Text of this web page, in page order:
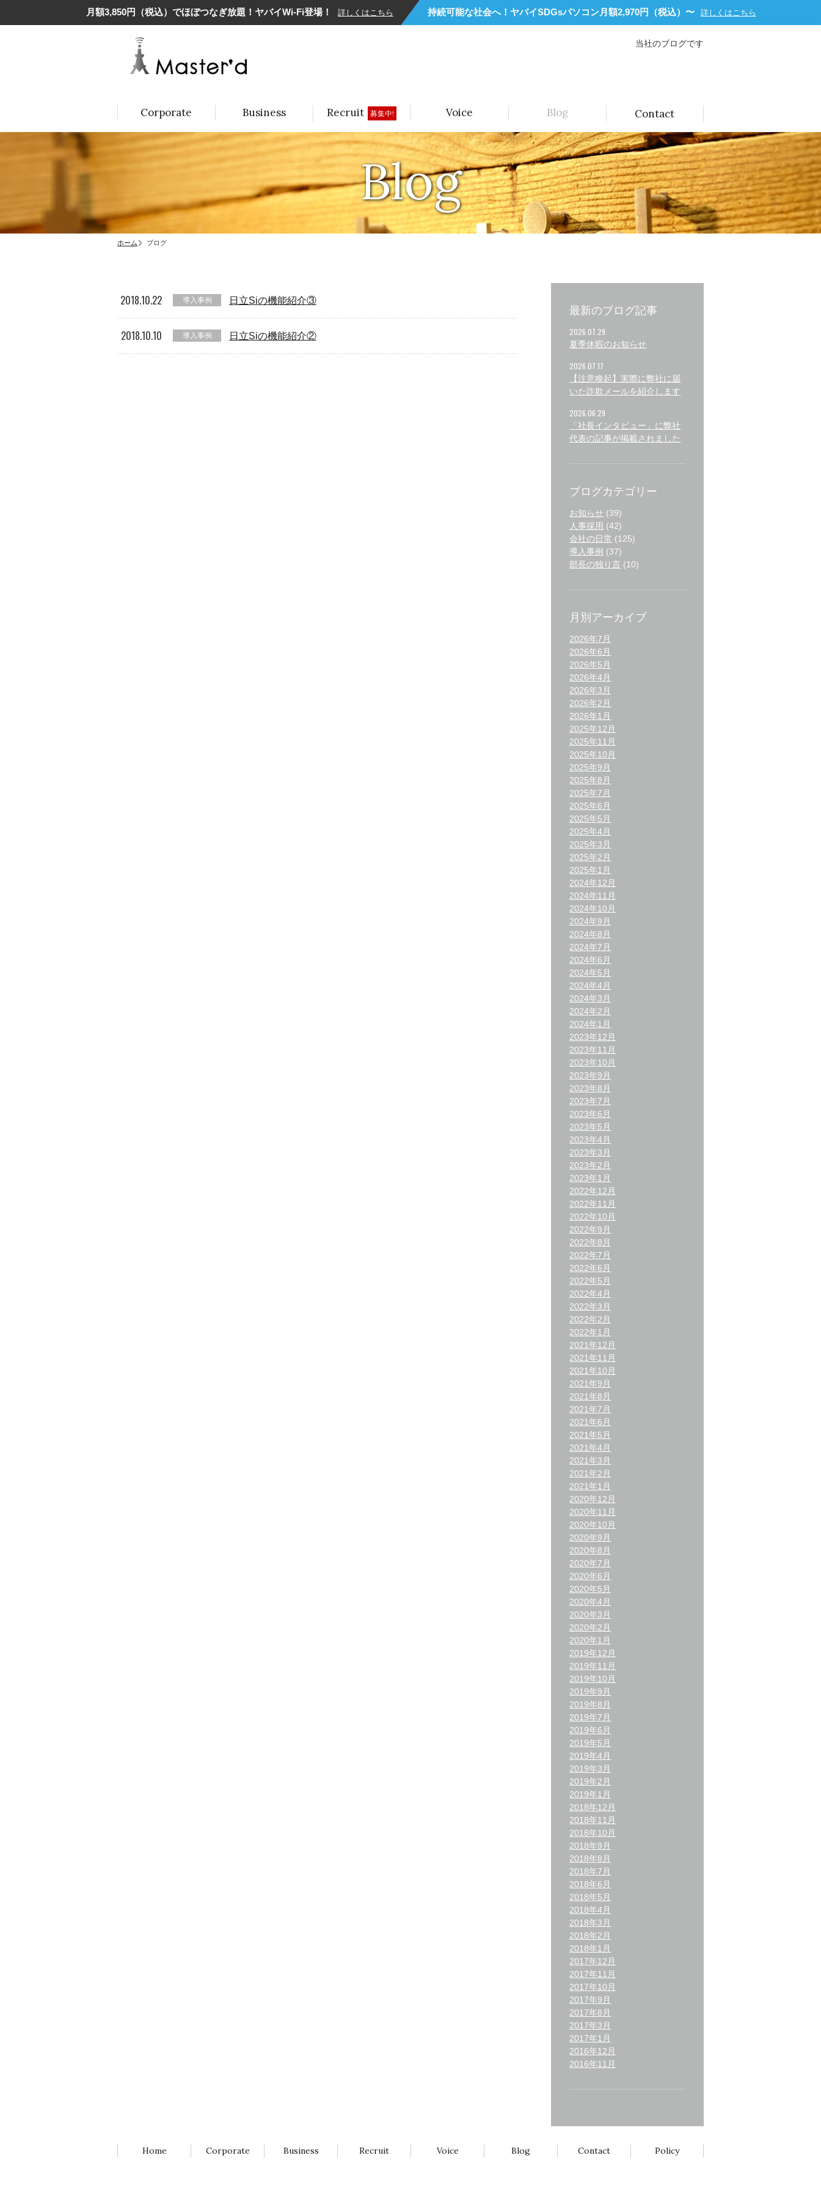
月額3,850円（税込）でほぼつなぎ放題！ヤバイWi-Fi登場！ 詳しくはこちら 持続可能な社会へ！ヤバイSDGsパソコン月額2,970円（税込）〜 詳しくはこちら
当社のブログです
Corporate Business Recruit 募集中! Voice Blog Contact
Blog
ホーム ブログ
2018.10.22 導入事例 日立Siの機能紹介③
2018.10.10 導入事例 日立Siの機能紹介②
最新のブログ記事
2026.07.29
夏季休暇のお知らせ
2026.07.17
【注意喚起】実際に弊社に届
いた詐欺メールを紹介します
2026.06.29
「社長インタビュー」に弊社
代表の記事が掲載されました
ブログカテゴリー
お知らせ (39)
人事採用 (42)
会社の日常 (125)
導入事例 (37)
部長の独り言 (10)
月別アーカイブ
2026年7月
2026年6月
2026年5月
2026年4月
2026年3月
2026年2月
2026年1月
2025年12月
2025年11月
2025年10月
2025年9月
2025年8月
2025年7月
2025年6月
2025年5月
2025年4月
2025年3月
2025年2月
2025年1月
2024年12月
2024年11月
2024年10月
2024年9月
2024年8月
2024年7月
2024年6月
2024年5月
2024年4月
2024年3月
2024年2月
2024年1月
2023年12月
2023年11月
2023年10月
2023年9月
2023年8月
2023年7月
2023年6月
2023年5月
2023年4月
2023年3月
2023年2月
2023年1月
2022年12月
2022年11月
2022年10月
2022年9月
2022年8月
2022年7月
2022年6月
2022年5月
2022年4月
2022年3月
2022年2月
2022年1月
2021年12月
2021年11月
2021年10月
2021年9月
2021年8月
2021年7月
2021年6月
2021年5月
2021年4月
2021年3月
2021年2月
2021年1月
2020年12月
2020年11月
2020年10月
2020年9月
2020年8月
2020年7月
2020年6月
2020年5月
2020年4月
2020年3月
2020年2月
2020年1月
2019年12月
2019年11月
2019年10月
2019年9月
2019年8月
2019年7月
2019年6月
2019年5月
2019年4月
2019年3月
2019年2月
2019年1月
2018年12月
2018年11月
2018年10月
2018年9月
2018年8月
2018年7月
2018年6月
2018年5月
2018年4月
2018年3月
2018年2月
2018年1月
2017年12月
2017年11月
2017年10月
2017年9月
2017年8月
2017年3月
2017年1月
2016年12月
2016年11月
Home Corporate Business Recruit Voice Blog Contact Policy